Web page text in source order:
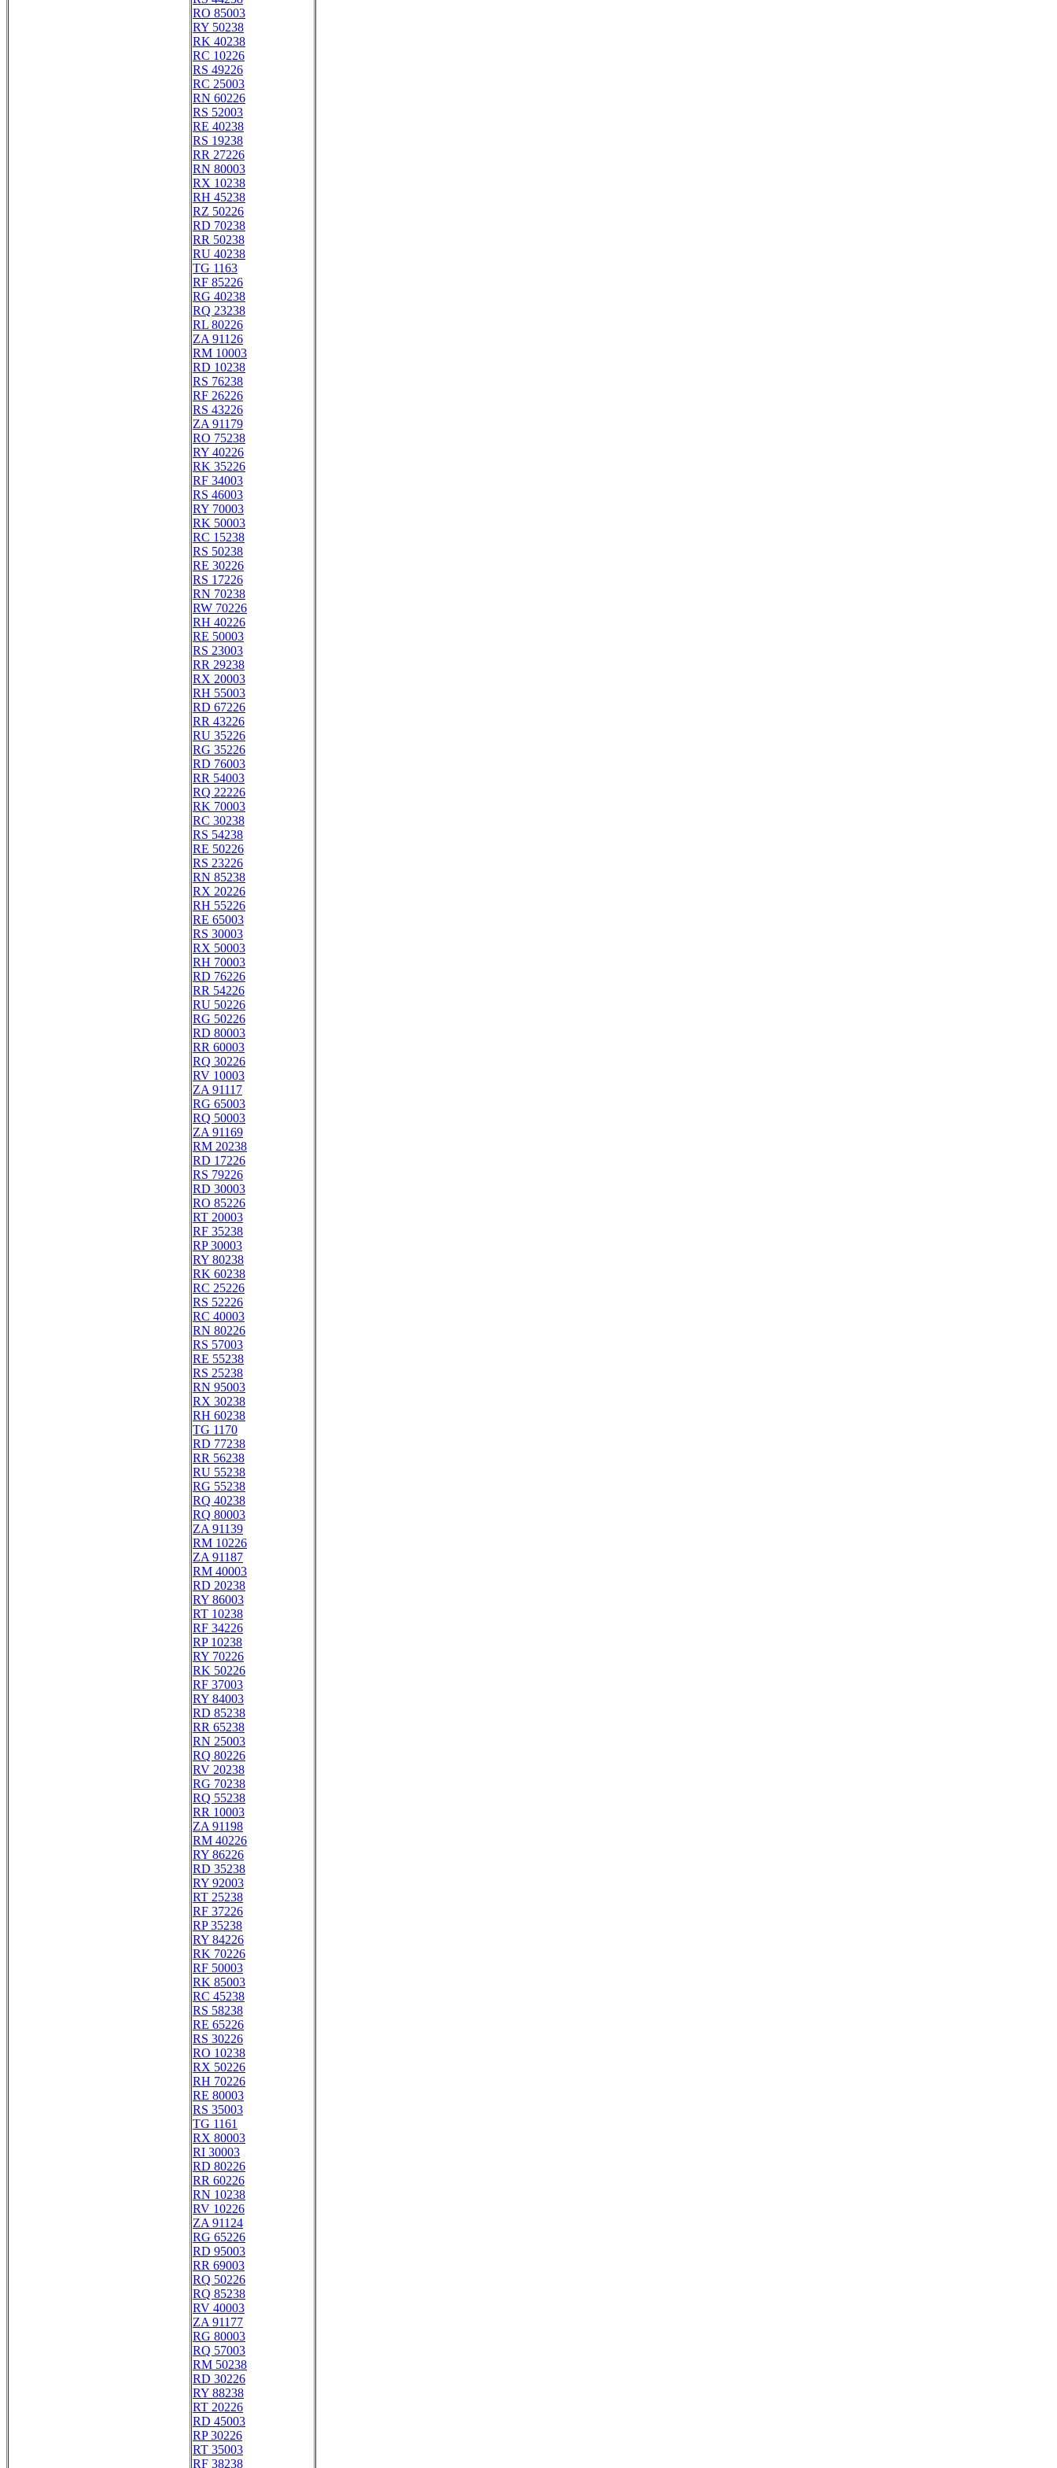
RO 85003
RY 50238
RK 40238
RC 10226
RS 49226
RC 25003
RN 60226
RS 52003
RE 40238
RS 19238
RR 27226
RN 80003
RX 10238
RH 45238
RZ 50226
RD 70238
RR 50238
RU 40238
TG 1163
RF 85226
RG 40238
RQ 23238
RL 80226
ZA 91126
RM 10003
RD 10238
RS 76238
RF 26226
RS 43226
ZA 91179
RO 75238
RY 40226
RK 35226
RF 34003
RS 46003
RY 70003
RK 50003
RC 15238
RS 50238
RE 30226
RS 17226
RN 70238
RW 70226
RH 40226
RE 50003
RS 23003
RR 29238
RX 20003
RH 55003
RD 67226
RR 43226
RU 35226
RG 35226
RD 76003
RR 54003
RQ 22226
RK 70003
RC 30238
RS 54238
RE 50226
RS 23226
RN 85238
RX 20226
RH 55226
RE 65003
RS 30003
RX 50003
RH 70003
RD 76226
RR 54226
RU 50226
RG 50226
RD 80003
RR 60003
RQ 30226
RV 10003
ZA 91117
RG 65003
RQ 50003
ZA 91169
RM 20238
RD 17226
RS 79226
RD 30003
RO 85226
RT 20003
RF 35238
RP 30003
RY 80238
RK 60238
RC 25226
RS 52226
RC 40003
RN 80226
RS 57003
RE 55238
RS 25238
RN 95003
RX 30238
RH 60238
TG 1170
RD 77238
RR 56238
RU 55238
RG 55238
RQ 40238
RQ 80003
ZA 91139
RM 10226
ZA 91187
RM 40003
RD 20238
RY 86003
RT 10238
RF 34226
RP 10238
RY 70226
RK 50226
RF 37003
RY 84003
RD 85238
RR 65238
RN 25003
RQ 80226
RV 20238
RG 70238
RQ 55238
RR 10003
ZA 91198
RM 40226
RY 86226
RD 35238
RY 92003
RT 25238
RF 37226
RP 35238
RY 84226
RK 70226
RF 50003
RK 85003
RC 45238
RS 58238
RE 65226
RS 30226
RO 10238
RX 50226
RH 70226
RE 80003
RS 35003
TG 1161
RX 80003
RI 30003
RD 80226
RR 60226
RN 10238
RV 10226
ZA 91124
RG 65226
RD 95003
RR 69003
RQ 50226
RQ 85238
RV 40003
ZA 91177
RG 80003
RQ 57003
RM 50238
RD 30226
RY 88238
RT 20226
RD 45003
RP 30226
RT 35003
RF 38238